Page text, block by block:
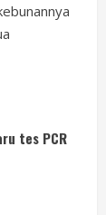
tes PCR